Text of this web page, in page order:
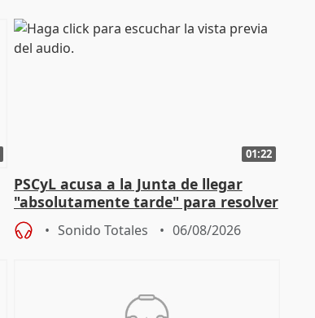
01:22
PSCyL acusa a la Junta de llegar
"absolutamente tarde" para resolver
problemas como Newcastle
Sonido Totales 06/08/2026